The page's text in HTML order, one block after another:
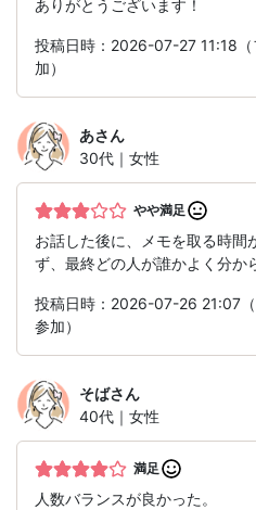
ありがとうございます！
投稿日時：2026-07-27 11:18
加）
あさん
30代｜女性
やや満足
お話した後に、メモを取る時間
ず、最終どの人が誰かよく分か
投稿日時：2026-07-26 21:07
参加）
そばさん
40代｜女性
満足
人数バランスが良かった。